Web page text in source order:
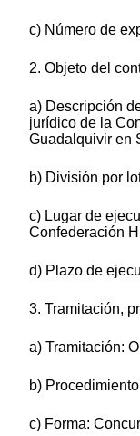
c) Número de
2. Objeto del
a) Descripción
jurídico de la
Guadalquivir en
b) División por
c) Lugar de
Confederación
d) Plazo de
3. Tramitación,
a) Tramitación:
b)
c) Forma: